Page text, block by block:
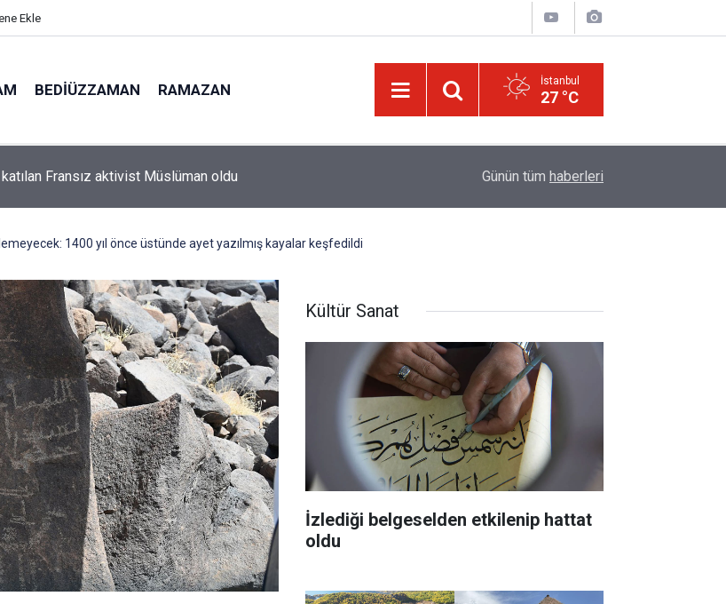
Ekle
BEDIÜZZAMAN RAMAZAN İstanbul
27 °C
Fransız aktivist Müslüman oldu Halamın bıyığı olsa amcamdan evrim
Günün tüm haberleri
1400 yıl önce üstünde ayet yazılmış kayalar keşfedildi
Kültür Sanat
İzlediği belgeselden etkilenip hattat
oldu